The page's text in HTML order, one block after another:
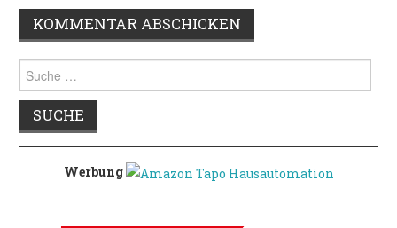
Suche
nach:
Werbung